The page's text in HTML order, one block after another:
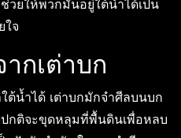
วยให้พวกมันอยู่ใต้น้ำได้เป็น
ใจ
กเต่าบก
ต้น้ำได้ เต่าบกมักจำศีลบนบก
กติจะขุดหลุมที่พื้นดินเพื่อหลบ